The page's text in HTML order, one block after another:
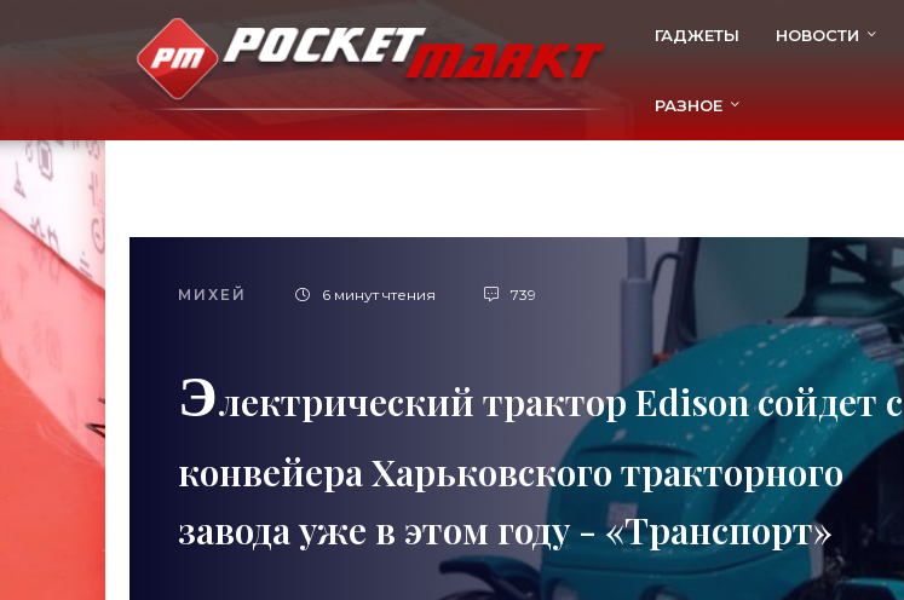
ГАДЖЕТЫ НОВОСТИ
РАЗНОЕ
МИХЕЙ 6 минут чтения 739
Электрический трактор Edison сойдет с
конвейера Харьковского тракторного
завода уже в этом году - «Транспорт»